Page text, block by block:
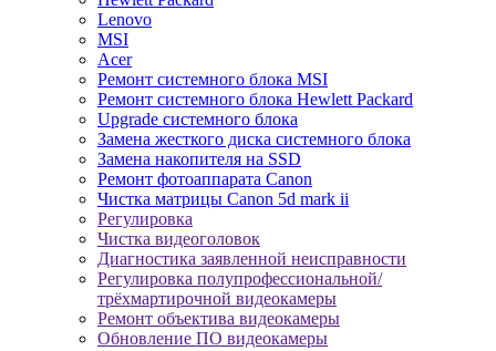
Lenovo
MSI
Acer
Ремонт системного блока MSI
Ремонт системного блока Hewlett Packard
Upgrade системного блока
Замена жесткого диска системного блока
Замена накопителя на SSD
Ремонт фотоаппарата Canon
Чистка матрицы Canon 5d mark ii
Регулировка
Чистка видеоголовок
Диагностика заявленной неисправности
Регулировка полупрофессиональной/
трёхмартирочной видеокамеры
Ремонт объектива видеокамеры
Обновление ПО видеокамеры